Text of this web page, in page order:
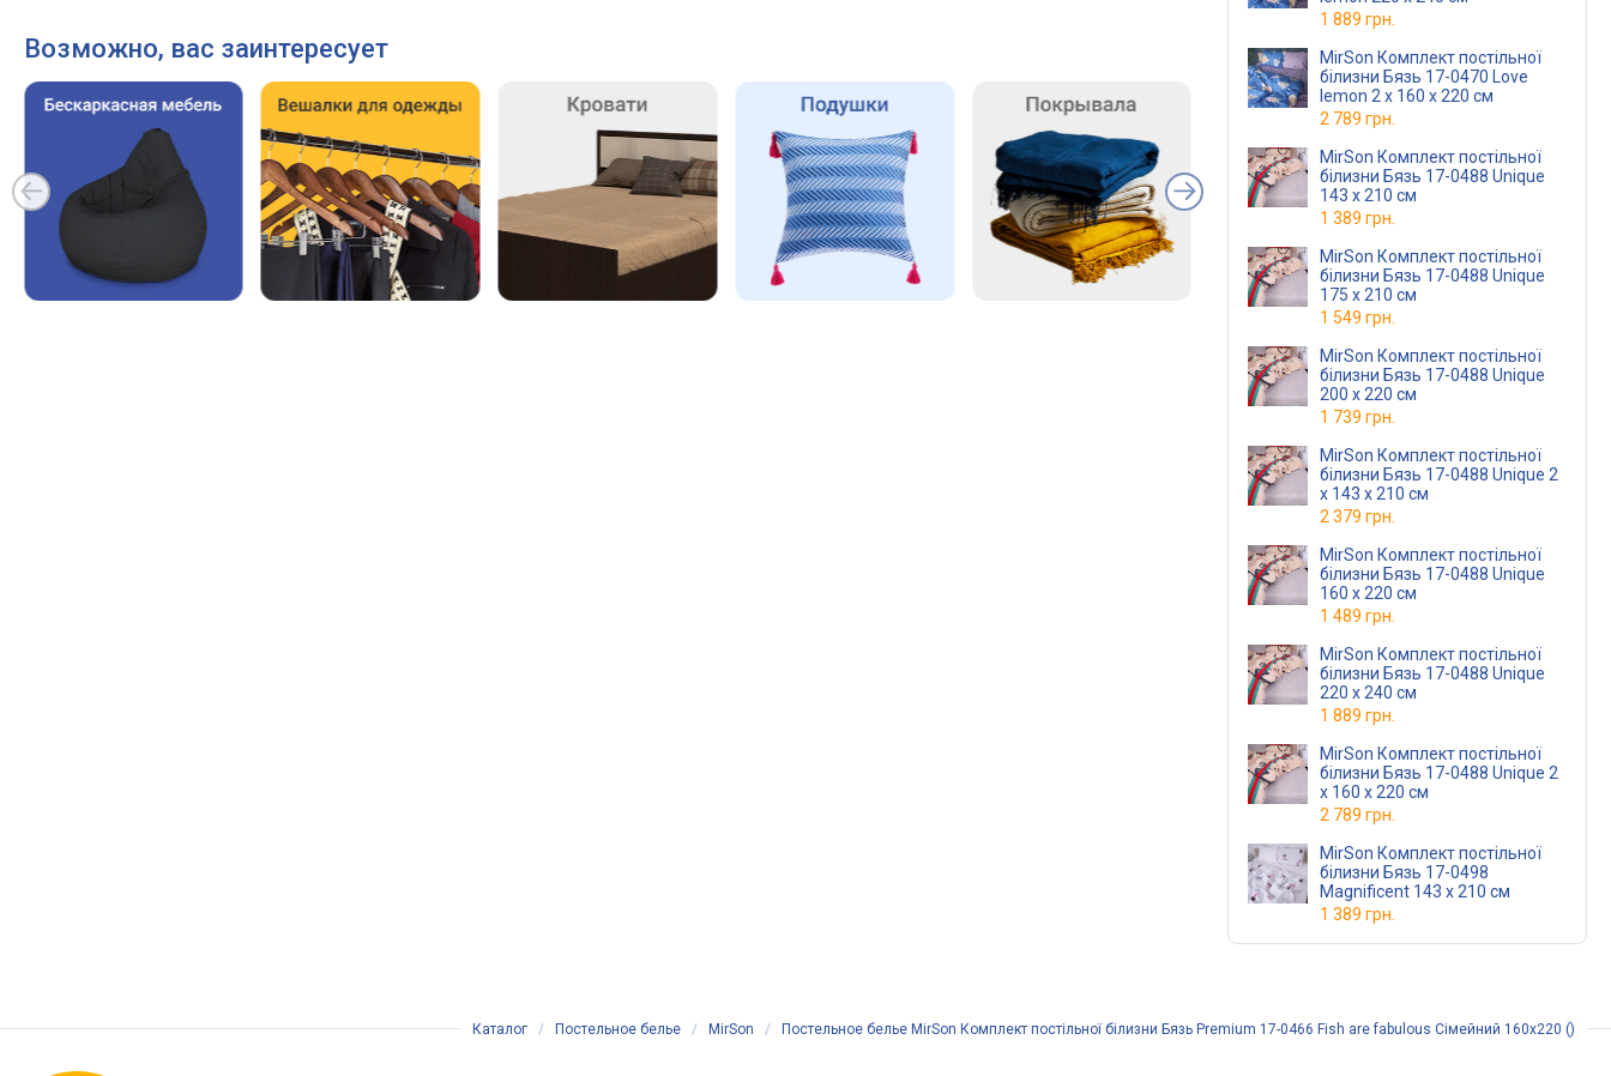
Возможно, вас заинтересует
1 889 грн.
MirSon Комплект постільної
білизни Бязь 17-0470 Love
lemon 2 x 160 x 220 см
2 789 грн.
MirSon Комплект постільної
білизни Бязь 17-0488 Unique
143 x 210 см
1 389 грн.
MirSon Комплект постільної
білизни Бязь 17-0488 Unique
175 x 210 см
1 549 грн.
MirSon Комплект постільної
білизни Бязь 17-0488 Unique
200 x 220 см
1 739 грн.
MirSon Комплект постільної
білизни Бязь 17-0488 Unique 2
x 143 x 210 см
2 379 грн.
MirSon Комплект постільної
білизни Бязь 17-0488 Unique
160 x 220 см
1 489 грн.
MirSon Комплект постільної
білизни Бязь 17-0488 Unique
220 x 240 см
1 889 грн.
MirSon Комплект постільної
білизни Бязь 17-0488 Unique 2
x 160 x 220 см
2 789 грн.
MirSon Комплект постільної
білизни Бязь 17-0498
Magnificent 143 x 210 см
1 389 грн.
Каталог / Постельное белье / MirSon / Постельное белье MirSon Комплект постільної білизни Бязь Premium 17-0466 Fish are fabulous Сімейний 160x220 ()